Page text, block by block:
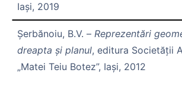
Iași, 2019
Șerbănoiu, B.V. – Reprezentări
dreapta și planul, editura Societății
„Matei Teiu Botez”, Iași, 2012